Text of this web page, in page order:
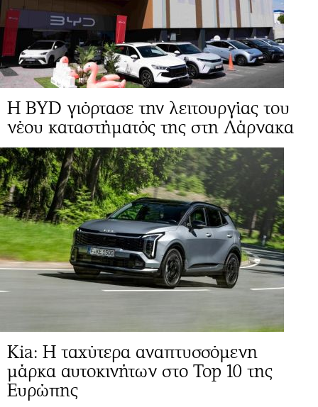
Η BYD γιόρτασε την λειτουργίας του
νέου καταστήματός της στη Λάρνακα
Kia: Η ταχύτερα αναπτυσσόμενη
μάρκα αυτοκινήτων στο Top 10 της
Ευρώπης